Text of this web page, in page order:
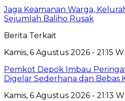
Jaga Keamanan Warga,
Sejumlah Baliho Rusak
Berita Terkait
Kamis, 6 Agustus 2026 - 21:15
Pemkot Depok Imbau
Digelar Sederhana dan Bebas
Kamis, 6 Agustus 2026 - 21:13